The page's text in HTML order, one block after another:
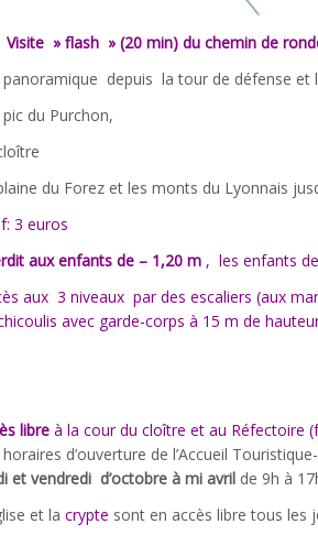
Visite » flash » (20 min) du chemin de
panoramique depuis la tour de défense et
pic du Purchon,
du Forez et les monts du Lyonnais
3 euros
aux enfants de – 1,20 m , les enfants
aux 3 niveaux par des escaliers (aux
avec garde-corps à 15 m de
libre à la cour du cloître et au Réfectoire
horaires d’ouverture de l’Accueil
et vendredi d’octobre à mi avril de 9h à
et la crypte sont en accès libre tous les